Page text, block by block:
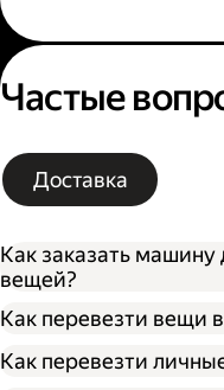
Частые
Доставка
Как заказать машину
вещей?
Как перевезти вещи
Как перевезти